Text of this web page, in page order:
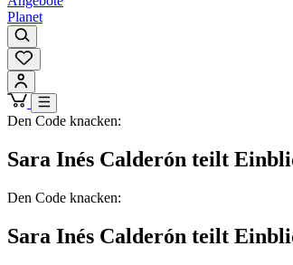
Planet
Den Code knacken:
Sara Inés Calderón teilt
Den Code knacken:
Sara Inés Calderón teilt